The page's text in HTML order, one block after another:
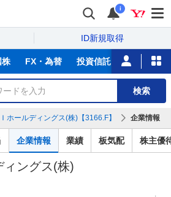
i
ID新規取得
株 FX・為替 投資信託 ニュース
検索
ホールディングス(株)【3166.F】 企業情報
企業情報 業績 板気配 株主優
ィングス(株)